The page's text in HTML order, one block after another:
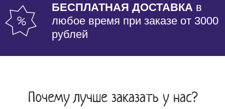
БЕСПЛАТНАЯ ДОСТАВКА в
любое время при заказе от 3000
рублей
Почему лучше заказать у нас?